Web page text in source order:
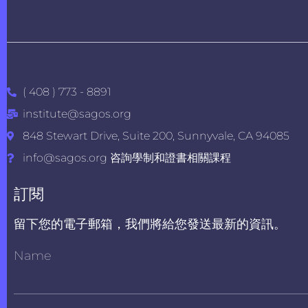
( 408 ) 773 - 8891
institute@sagos.org
848 Stewart Drive, Suite 200, Sunnyvale, CA 94085
info@sagos.org 咨詢學制和證書相關課程
訂閱
留下您的電子郵箱，我們將給您發送最新的資訊。
Name